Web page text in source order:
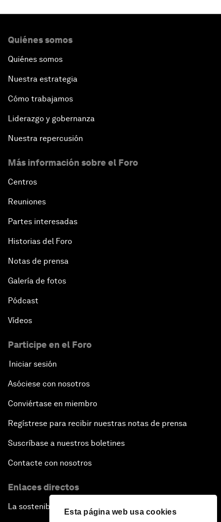
Esta página web usa cookies
Quiénes somos
Quiénes somos
Nuestra estrategia
Cómo trabajamos
Liderazgo y gobernanza
Nuestra repercusión
Más información sobre el Foro
Centros
Reuniones
Partes interesadas
Historias del Foro
Notas de prensa
Galería de fotos
Pódcast
Vídeos
Participe en el Foro
Iniciar sesión
Asóciese con nosotros
Conviértase en miembro
Regístrese para recibir nuestras notas de prensa
Suscríbase a nuestros boletines
Contacte con nosotros
Enlaces directos
La sostenibilidad en el Foro